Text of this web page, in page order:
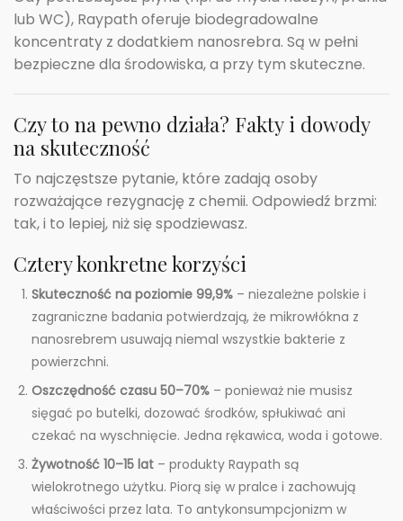
lub WC), Raypath oferuje biodegradowalne
koncentraty z dodatkiem nanosrebra. Są w pełni
bezpieczne dla środowiska, a przy tym skuteczne.
Czy to na pewno działa? Fakty i dowody
na skuteczność
To najczęstsze pytanie, które zadają osoby
rozważające rezygnację z chemii. Odpowiedź brzmi:
tak, i to lepiej, niż się spodziewasz.
Cztery konkretne korzyści
Skuteczność na poziomie 99,9% – niezależne polskie i
zagraniczne badania potwierdzają, że mikrowłókna z
nanosrebrem usuwają niemal wszystkie bakterie z
powierzchni.
Oszczędność czasu 50–70% – ponieważ nie musisz
sięgać po butelki, dozować środków, spłukiwać ani
czekać na wyschnięcie. Jedna rękawica, woda i gotowe.
Żywotność 10–15 lat – produkty Raypath są
wielokrotnego użytku. Piorą się w pralce i zachowują
właściwości przez lata. To antykonsumpcjonizm w